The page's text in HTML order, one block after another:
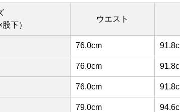
下）
ウエスト
76.0cm
76.0cm
76.0cm
79.0cm